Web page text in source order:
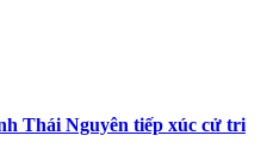
Thái Nguyên tiếp xúc cử tri